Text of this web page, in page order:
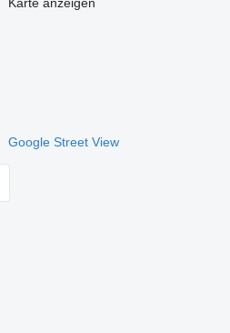
Google Street View